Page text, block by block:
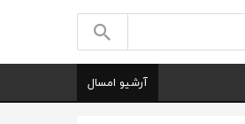
آرشیو امسال